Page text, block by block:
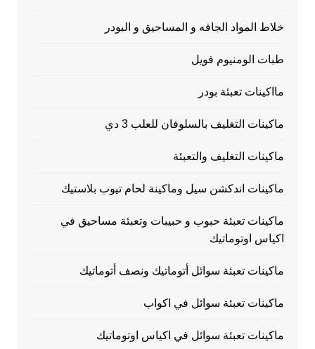
خلاط المواد الجافه و المساحيق و البودر
طبات الومنيوم فويل
مااكينات تعبئة بودر
ماكينات التغليف بالسلوفان للعلب 3 دي
ماكينات التغليف والتعبئة
ماكينات اندكشن سيل وماكينة لحام تيوب بلاستيك
ماكينات تعبئة حبوب و حبيبات وتعبئة مساحيق في
اكياس اوتوماتيك
ماكينات تعبئة سوائل أتوماتيك ونصف أتوماتيك
ماكينات تعبئة سوائل في اكواب
ماكينات تعبئة سوائل في اكياس اوتوماتيك